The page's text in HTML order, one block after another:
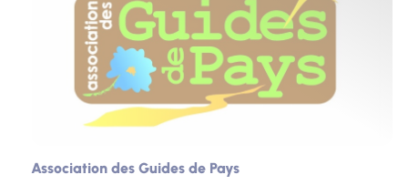
Association des Guides de Pays